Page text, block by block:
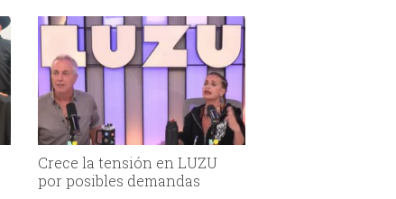
Crece la tensión en LUZU
por posibles demandas